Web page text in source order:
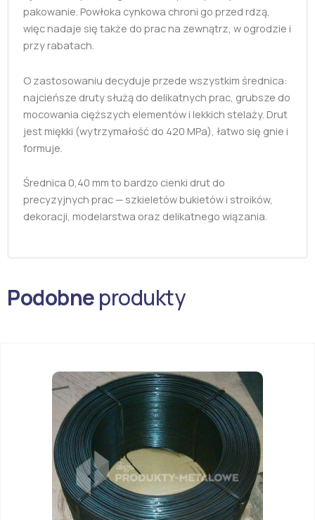
pakowanie. Powłoka cynkowa chroni go przed rdzą,
więc nadaje się także do prac na zewnątrz, w ogrodzie i
przy rabatach.
O zastosowaniu decyduje przede wszystkim średnica:
najcieńsze druty służą do delikatnych prac, grubsze do
mocowania cięższych elementów i lekkich stelaży. Drut
jest miękki (wytrzymałość do 420 MPa), łatwo się gnie i
formuje.
Średnica 0,40 mm to bardzo cienki drut do
precyzyjnych prac — szkieletów bukietów i stroików,
dekoracji, modelarstwa oraz delikatnego wiązania.
Podobneprodukty